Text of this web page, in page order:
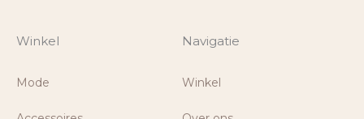
Winkel
Mode
Navigatie
Winkel